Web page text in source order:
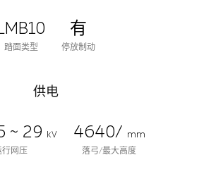
踏面类型
有
停放制动
供电
~ 29 kV
行网压
4640/ mm
落弓/最大高度